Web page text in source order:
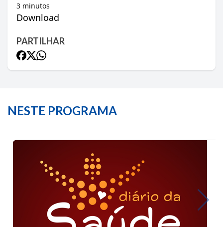
3 minutos
Download
PARTILHAR
NESTE PROGRAMA